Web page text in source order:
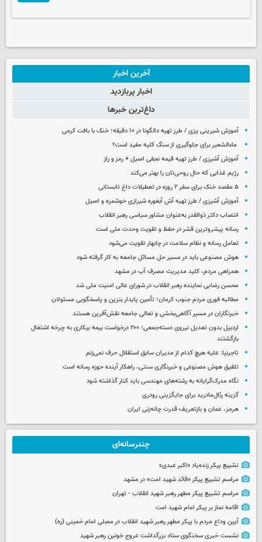
آخرین اخبار
اخبار پربازدید
داغ‌ترین خبرها
آموزش شیرینی پزی / طرز تهیه دالگونا در ۱۰ دقیقه؛ خنک با بافت کرمی
ماءالشعیر برای جلوگیری از سنگ کلیه مفید است؟
آموزش آشپزی / طرز تهیه قیمه نجفی اصیل + رمز و راز
رژیم غذایی که حال روحی‌تان را بهتر می‌کند
۵ مقصد خنک برای سفر ۲ روزه در تعطیلات داغ تابستانی
آموزش آشپزی / طرز تهیه آش آبغوره شیرازی خوشمزه و اصیل
انتصاب دکتر ذوالقدر به‌عنوان مشاور سیاسی رهبر انقلاب
رسانه پیشروترین قشر در حفظ و تقویت وحدت ملی است
تعامل رسانه و نظام سلامت در چابهار تقویت می‌شود
هوش مصنوعی باید در مسیر حل مسائل جامعه به کار گرفته شود
همراهی مردم، کلید مدیریت مصرف آب در مشهد
محسن رضایی نماینده رهبر انقلاب در شورای عالی امنیت ملی شد
مطالبه فوری مردم جنوب کرمان؛ تأمین پایدار بنزین و پاسخگویی مسئولان
خبرنگاران در مسیر آگاهی‌بخشی و تعالی جامعه نقش‌آفرین هستند
اردبیل بدون تعدیل نیروی دسته‌جمعی؛ ۲۰۰ درخواست بیمه بیکاری به چرخه اشتغال
بازگشتند
تاجرنیا: علیه هیچ کدام از مدیران سابق استقلال حرف نمی‌زنم
تلفیق هوش مصنوعی و خبرنگاری سنتی، راهکار آینده حوزه رسانه است
نگاه مدرک‌گرایانه به رشته‌های مهندسی باید کنار گذاشته شود
گزینه رئال‌مادرید برای جایگزینی رودری
هرمز، عمان و بازتعریف قدرت چانه‌زنی ایران
چندرسانه‌ای
تشییع پیکر زنده‌یاد «اکبر عبدی»
مراسم تشییع پیکر «قائد شهید امت» در مشهد
مراسم تشییع پیکر مطهر رهبر شهید انقلاب - تهران
اقامه نماز بر پیکر امام شهید امت
آیین وداع مردم با پیکر مطهر رهبر شهید انقلاب در مصلی امام خمینی (ره)
نشست خبری سخنگوی ستاد بزرگداشت عروج خونین رهبر شهید